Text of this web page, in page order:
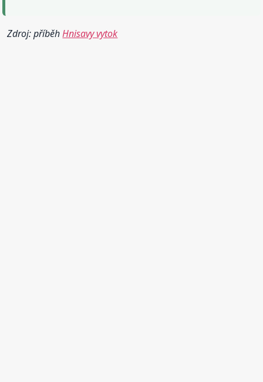
Zdroj: příběhHnisavy vytok